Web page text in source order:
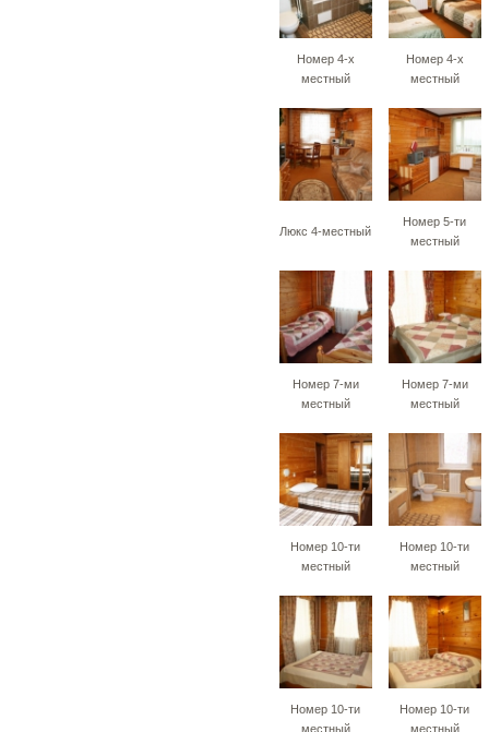
Номер 4-х
местный
Номер 4-х
местный
Люкс 4-местный
Номер 5-ти
местный
Номер 7-ми
местный
Номер 7-ми
местный
Номер 10-ти
местный
Номер 10-ти
местный
Номер 10-ти
местный
Номер 10-ти
местный